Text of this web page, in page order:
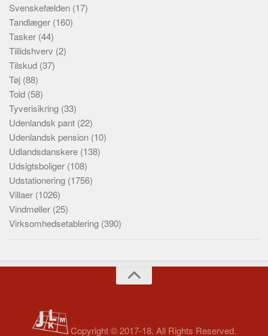
Svenskefælden (17)
Tandlæger (160)
Tasker (44)
Tillidshverv (2)
Tilskud (37)
Tøj (88)
Told (58)
Tyverisikring (33)
Udenlandsk pant (22)
Udenlandsk pension (10)
Udlandsdanskere (138)
Udsigtsboliger (108)
Udstationering (1756)
Villaer (1026)
Vindmøller (25)
Virksomhedsetablering (390)
Copyright © 2017-18. All Rights Reserved.